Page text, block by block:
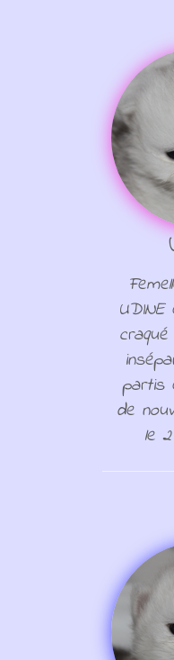
UDINE
partis
de
le